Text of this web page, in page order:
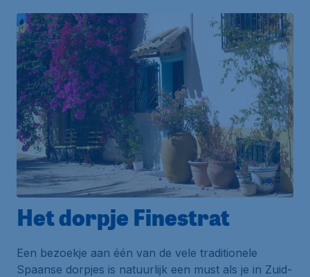
Het dorpje Finestrat
Een bezoekje aan één van de vele traditionele
Spaanse dorpjes is natuurlijk een must als je in Zuid-